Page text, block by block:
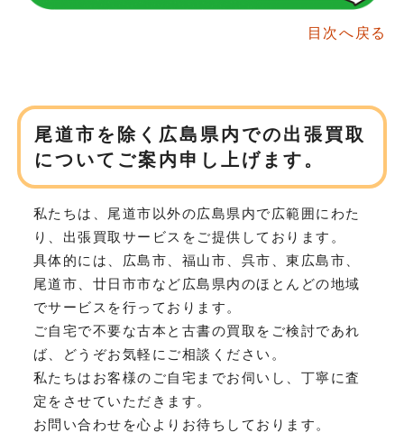
目次へ戻る
尾道市を除く広島県内での出張買取
についてご案内申し上げます。
私たちは、尾道市以外の広島県内で広範囲にわた
り、 出張買取サービスをご提供しております。
具体的には、広島市、福山市、呉市、東広島市、
尾道市、廿日市市など広島県内のほとんどの地域
でサービスを行っております。
ご自宅で不要な古本と古書の買取をご検討であれ
ば、どうぞお気軽にご相談ください。
私たちはお客様のご自宅までお伺いし、丁寧に査
定をさせていただきます。
お問い合わせを心よりお待ちしております。